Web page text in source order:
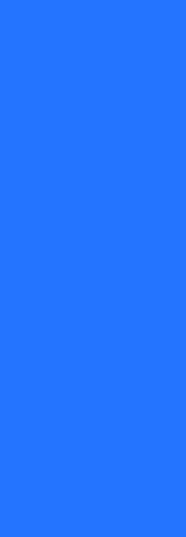
En este
hablamos de
lunes a